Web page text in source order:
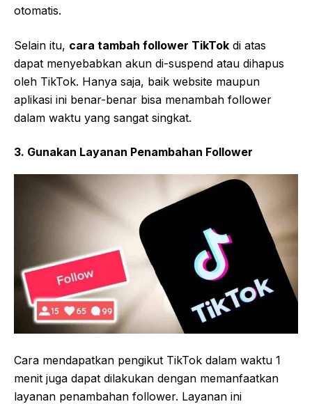
otomatis.
Selain itu, cara tambah follower TikTok di atas
dapat menyebabkan akun di-suspend atau dihapus
oleh TikTok. Hanya saja, baik website maupun
aplikasi ini benar-benar bisa menambah follower
dalam waktu yang sangat singkat.
3. Gunakan Layanan Penambahan Follower
Cara mendapatkan pengikut TikTok dalam waktu 1
menit juga dapat dilakukan dengan memanfaatkan
layanan penambahan follower. Layanan ini